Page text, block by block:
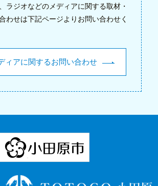
ラジオなどのメディアに関する取材・
わせは下記ページよりお問い合わせく
ィアに関するお問い合わせ